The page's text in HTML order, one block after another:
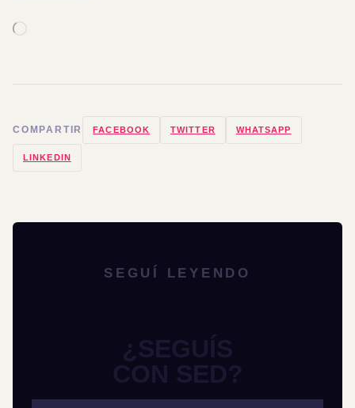
COMPARTIR FACEBOOK TWITTER WHATSAPP
LINKEDIN
SEGUÍ LEYENDO
¿SEGUÍS
CON SED?